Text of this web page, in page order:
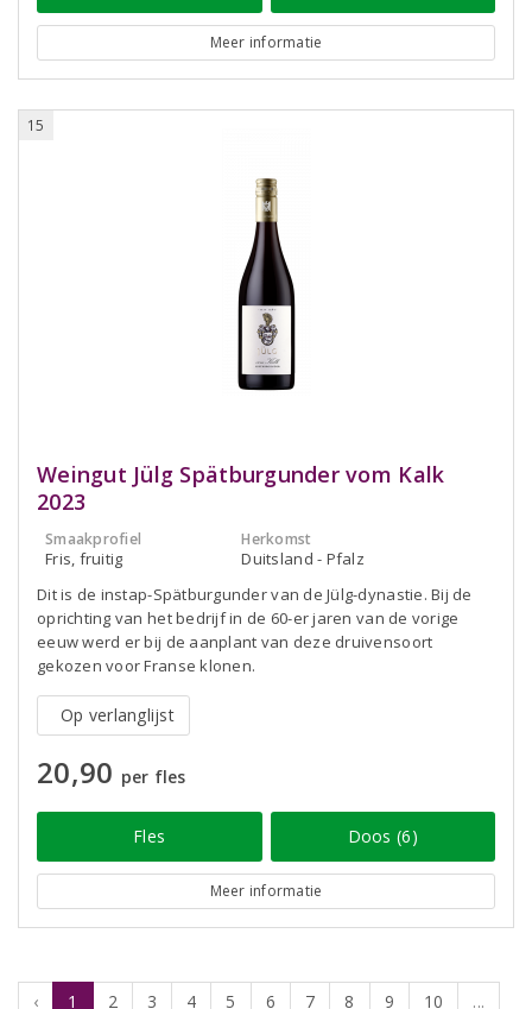
Meer informatie
15
Weingut Jülg Spätburgunder vom Kalk
2023
Smaakprofiel
Fris, fruitig
Herkomst
Duitsland - Pfalz
Dit is de instap-Spätburgunder van de Jülg-dynastie. Bij de
oprichting van het bedrijf in de 60-er jaren van de vorige
eeuw werd er bij de aanplant van deze druivensoort
gekozen voor Franse klonen.
Op verlanglijst
20,90 per fles
Fles Doos (6)
Meer informatie
‹ 1 2 3 4 5 6 7 8 9 10
...